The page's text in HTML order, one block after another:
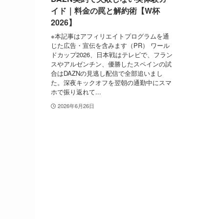
イド｜料金の罠と解約術【W杯
2026】
※本記事はアフィリエイトプログラムを通
じた広告・宣伝を含みます（PR） ワール
ドカップ2026、日本戦はテレビで、フラン
スやアルゼンチン、優勝したスペインの試
合はDAZNの見逃し配信で全部追いまし
た。深夜キックオフを翌朝の通勤中にスマ
ホで振り返れて...
2026年6月26日